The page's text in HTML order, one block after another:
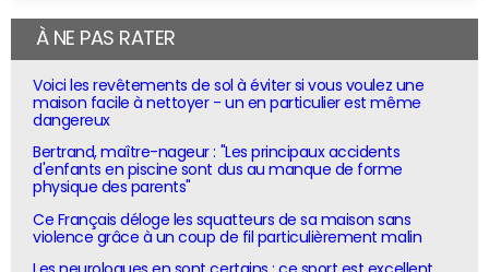
À NE PAS RATER
Voici les revêtements de sol à éviter si vous voulez une
maison facile à nettoyer - un en particulier est même
dangereux
Bertrand, maître-nageur : "Les principaux accidents
d'enfants en piscine sont dus au manque de forme
physique des parents"
Ce Français déloge les squatteurs de sa maison sans
violence grâce à un coup de fil particulièrement malin
Les neurologues en sont certains : ce sport est excellent